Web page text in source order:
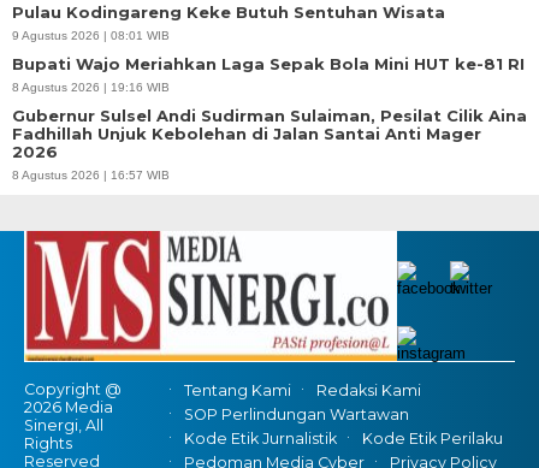
Pulau Kodingareng Keke Butuh Sentuhan Wisata
9 Agustus 2026 | 08:01 WIB
Bupati Wajo Meriahkan Laga Sepak Bola Mini HUT ke-81 RI
8 Agustus 2026 | 19:16 WIB
Gubernur Sulsel Andi Sudirman Sulaiman, Pesilat Cilik Aina
Fadhillah Unjuk Kebolehan di Jalan Santai Anti Mager
2026
8 Agustus 2026 | 16:57 WIB
Copyright @
2026 Media
Sinergi, All
Rights
Reserved
Tentang Kami
Redaksi Kami
SOP Perlindungan Wartawan
Kode Etik Jurnalistik
Kode Etik Perilaku
Pedoman Media Cyber
Privacy Policy